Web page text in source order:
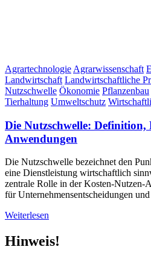
Agrartechnologie Agrarwissenschaft
Landwirtschaft Landwirtschaftliche
Nutzschwelle Ökonomie Pflanzenbau
Tierhaltung Umweltschutz
Die Nutzschwelle: Definition,
Anwendungen
Die Nutzschwelle bezeichnet den
eine Dienstleistung wirtschaftlich
zentrale Rolle in der Kosten-Nutzen-
für Unternehmensentscheidungen
Weiterlesen
Hinweis!